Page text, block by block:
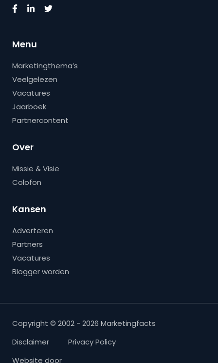
Menu
Marketingthema’s
Veelgelezen
Vacatures
Jaarboek
Partnercontent
Over
Missie & Visie
Colofon
Kansen
Adverteren
Partners
Vacatures
Blogger worden
Copyright © 2002 - 2026 Marketingfacts
Disclaimer
Privacy Policy
Website door